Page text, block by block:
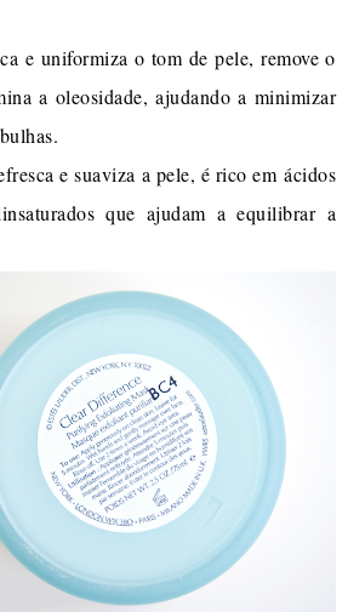
e uniformiza o tom de pele, remove o
a oleosidade, ajudando a minimizar
e suaviza a pele, é rico em ácidos
que ajudam a equilibrar a